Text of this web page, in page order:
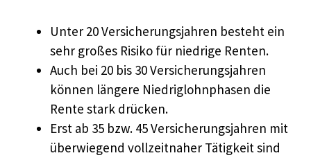
Unter 20 Versicherungsjahren besteht ein
sehr großes Risiko für niedrige Renten.
Auch bei 20 bis 30 Versicherungsjahren
können längere Niedriglohnphasen die
Rente stark drücken.
Erst ab 35 bzw. 45 Versicherungsjahren mit
überwiegend vollzeitnaher Tätigkeit sind